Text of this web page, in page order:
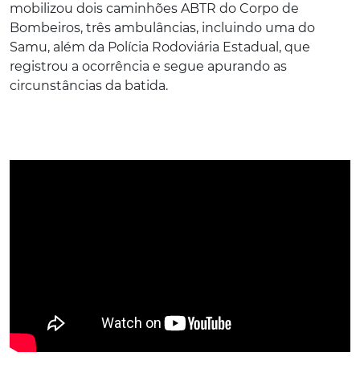
mobilizou dois caminhões ABTR do Corpo de
Bombeiros, três ambulâncias, incluindo uma do
Samu, além da Polícia Rodoviária Estadual, que
registrou a ocorrência e segue apurando as
circunstâncias da batida.